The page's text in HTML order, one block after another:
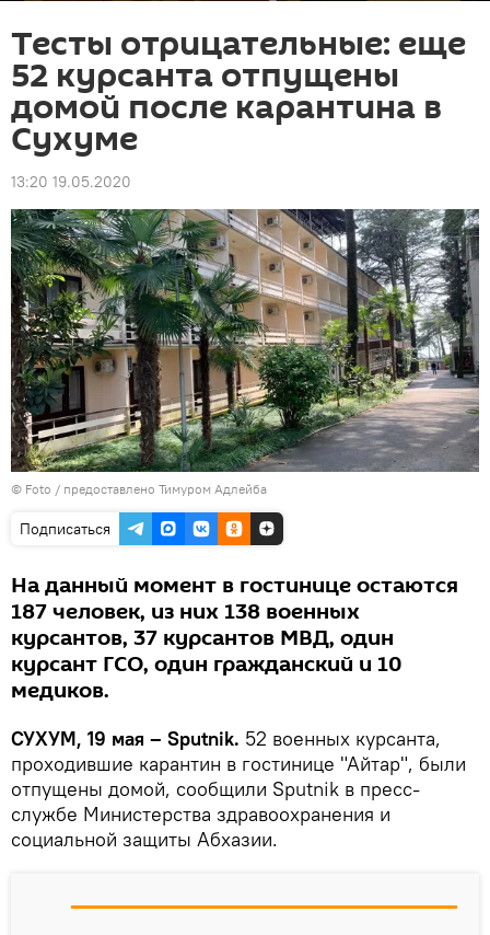
Тесты отрицательные: еще
52 курсанта отпущены
домой после карантина в
Сухуме
13:20 19.05.2020
© Foto / предоставлено Тимуром Адлейба
Подписаться
На данный момент в гостинице остаются
187 человек, из них 138 военных
курсантов, 37 курсантов МВД, один
курсант ГСО, один гражданский и 10
медиков.
СУХУМ, 19 мая – Sputnik. 52 военных курсанта,
проходившие карантин в гостинице "Айтар", были
отпущены домой, сообщили Sputnik в пресс-
службе Министерства здравоохранения и
социальной защиты Абхазии.